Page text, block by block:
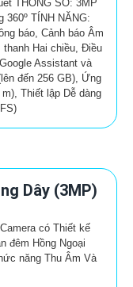
THÔNG SỐ: 3MP
360º TÍNH NĂNG:
báo, Cảnh báo Âm
Hai chiều, Điều
Assistant và
đến 256 GB), Ứng
Thiết lập Dễ dàng
Dây (3MP)
có Thiết kế
đêm Hồng Ngoại
năng Thu Âm Và